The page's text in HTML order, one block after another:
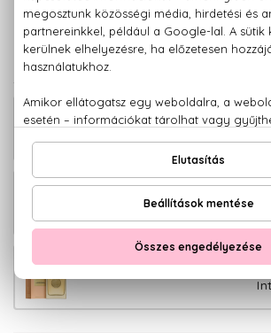
100 ml
35.350 Ft
Goddess Utántölthető
Goddess Utántölthető Eau De